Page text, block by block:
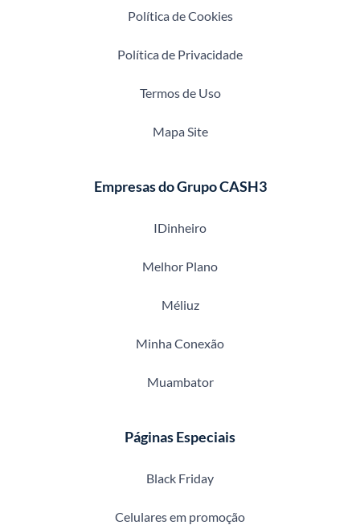
Política de Cookies
Política de Privacidade
Termos de Uso
Mapa Site
Empresas do Grupo CASH3
IDinheiro
Melhor Plano
Méliuz
Minha Conexão
Muambator
Páginas Especiais
Black Friday
Celulares em promoção